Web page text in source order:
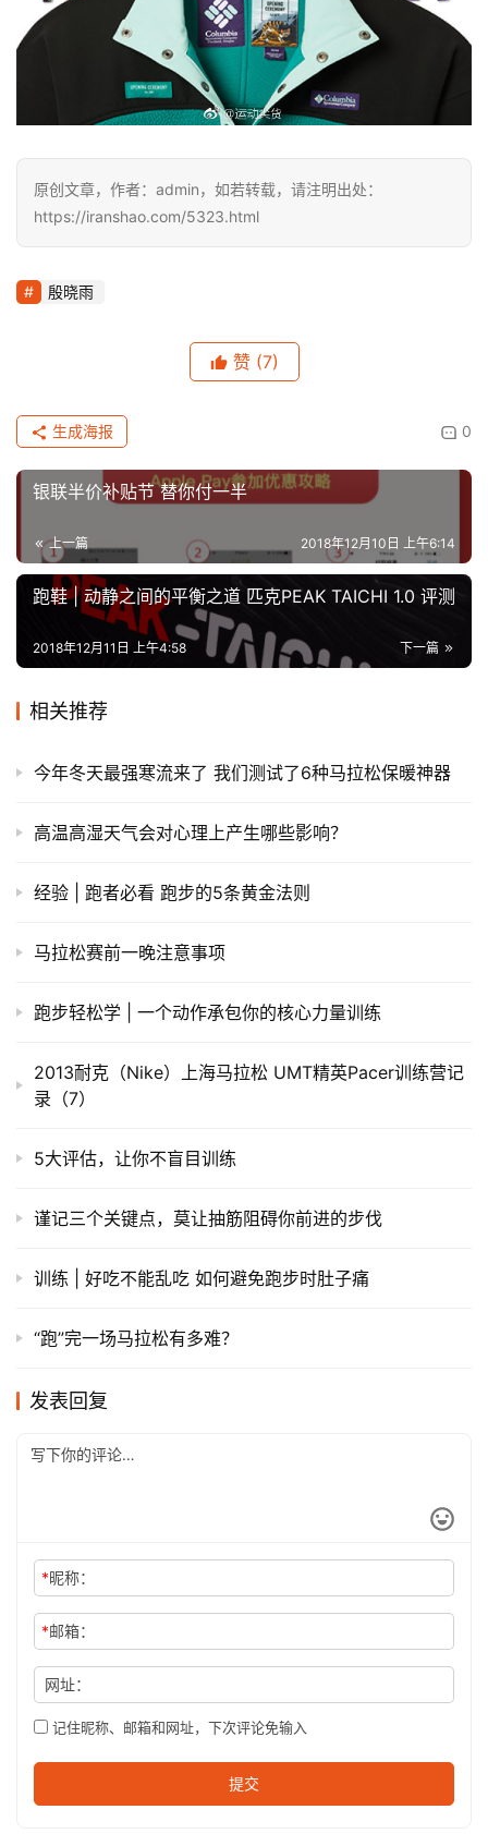
原创文章，作者：admin，如若转载，请注明出处：
https://iranshao.com/5323.html
殷晓雨
赞 (7)
0
生成海报
银联半价补贴节 替你付一半
上一篇 2018年12月10日 上午6:14
跑鞋 | 动静之间的平衡之道 匹克PEAK TAICHI 1.0 评测
下一篇
2018年12月11日 上午4:58
相关推荐
今年冬天最强寒流来了 我们测试了6种马拉松保暖神器
高温高湿天气会对心理上产生哪些影响？
经验 | 跑者必看 跑步的5条黄金法则
马拉松赛前一晚注意事项
跑步轻松学 | 一个动作承包你的核心力量训练
2013耐克（Nike）上海马拉松 UMT精英Pacer训练营记
录（7）
5大评估，让你不盲目训练
谨记三个关键点，莫让抽筋阻碍你前进的步伐
训练 | 好吃不能乱吃 如何避免跑步时肚子痛
“跑”完一场马拉松有多难？
发表回复
*昵称：
*邮箱：
网址：
记住昵称、邮箱和网址，下次评论免输入
提交